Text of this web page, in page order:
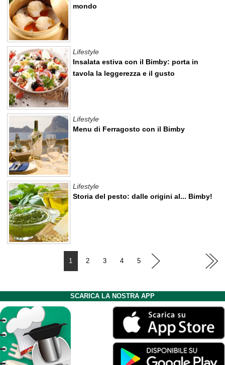
mondo
Insalata estiva con il Bimby: porta in
tavola la leggerezza e il gusto
Lifestyle
Menu di Ferragosto con il Bimby
Lifestyle
Storia del pesto: dalle origini al... Bimby!
Lifestyle
1 2 3 4 5
SCARICA LA NOSTRA APP